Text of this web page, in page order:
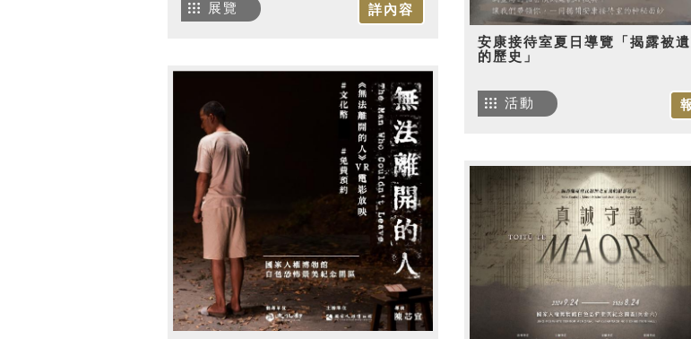
詳內容
展覽
安康接待室夏日導覽「揭露被
的歷史」
活動